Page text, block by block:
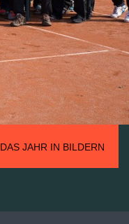
DAS JAHR IN BILDERN